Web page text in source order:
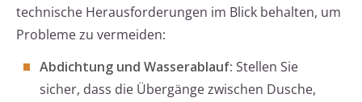
technische Herausforderungen im Blick behalten, um
Probleme zu vermeiden:
Abdichtung und Wasserablauf: Stellen Sie
sicher, dass die Übergänge zwischen Dusche,